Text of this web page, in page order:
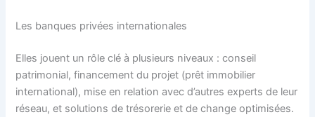
Les banques privées internationales
Elles jouent un rôle clé à plusieurs niveaux : conseil
patrimonial, financement du projet (prêt immobilier
international), mise en relation avec d’autres experts de leur
réseau, et solutions de trésorerie et de change optimisées.